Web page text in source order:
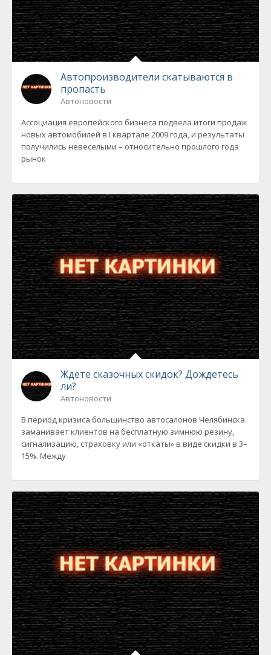
Автопроизводители скатываются в
пропасть
Автоновости
Ассоциация европейского бизнеса подвела итоги продаж
новых автомобилей в I квартале 2009 года, и результаты
получились невеселыми – относительно прошлого года
рынок
Ждете сказочных скидок? Дождетесь
ли?
Автоновости
В период кризиса большинство автосалонов Челябинска
заманивает клиентов на бесплатную зимнюю резину,
сигнализацию, страховку или «откаты» в виде скидки в 3–
15%. Между